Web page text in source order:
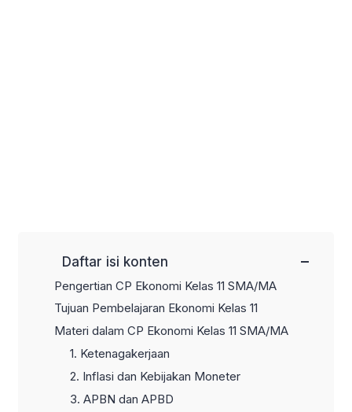
Daftar isi konten −
Pengertian CP Ekonomi Kelas 11 SMA/MA
Tujuan Pembelajaran Ekonomi Kelas 11
Materi dalam CP Ekonomi Kelas 11 SMA/MA
1. Ketenagakerjaan
2. Inflasi dan Kebijakan Moneter
3. APBN dan APBD